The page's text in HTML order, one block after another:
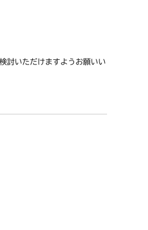
討いただけますようお願いい